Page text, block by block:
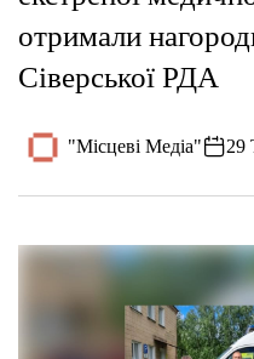
отримали
Сіверської РДА
"Місцеві Медіа" 29